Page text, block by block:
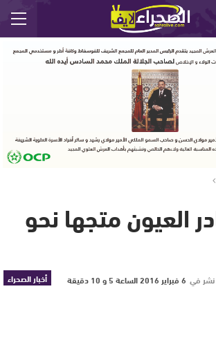
العيون متجها نحو
أخبار الصحراء نشر في 6 فبراير 2016 الساعة 5 و 10 دقيقة